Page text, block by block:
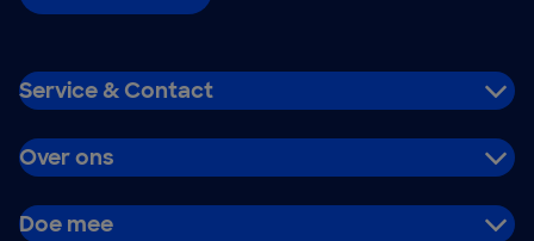
Service & Contact
Over ons
Doe mee